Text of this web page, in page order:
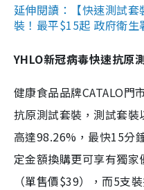
延伸閱讀：【快速測試
裝！最平$15起 政府衛生
YHLO新冠病毒快速抗原
健康食品品牌CATALO門
抗原測試套裝，測試套
高達98.26%，最快15分
定金額換購更可享有獨
（單售價$39），而5支